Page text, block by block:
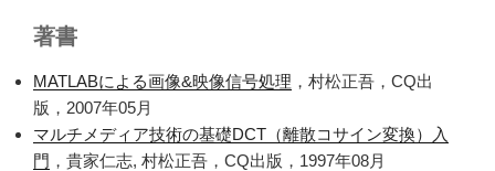
著書
MATLABによる画像&映像信号処理 ，村松正吾，CQ出
版，2007年05月
マルチメディア技術の基礎DCT（離散コサイン変換）入
門 ，貴家仁志, 村松正吾，CQ出版，1997年08月